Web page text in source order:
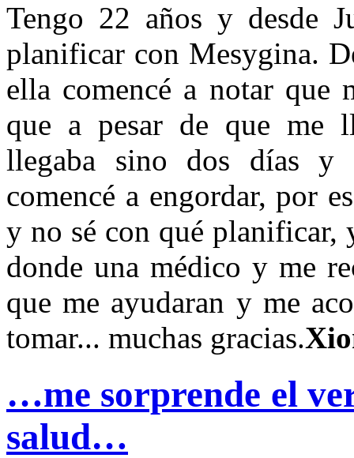
Tengo 22 años y desde
planificar con Mesygina.
ella comencé a notar que
que a pesar de que me
llegaba sino dos días
comencé a engordar, por
y no sé con qué planificar,
donde una médico y me
que me ayudaran y me
tomar... muchas gracias.
…me sorprende el
salud…